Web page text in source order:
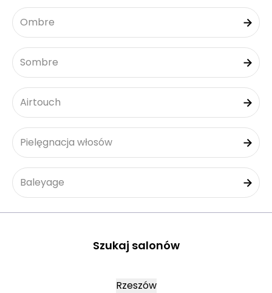
Ombre
Sombre
Airtouch
Pielęgnacja włosów
Baleyage
Szukaj salonów
Rzeszów